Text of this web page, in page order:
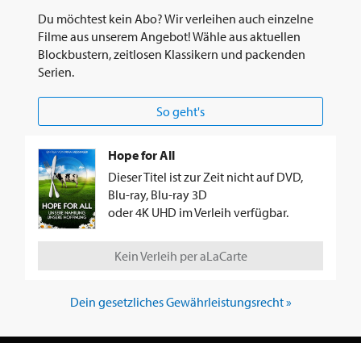
Du möchtest kein Abo? Wir verleihen auch einzelne
Filme aus unserem Angebot! Wähle aus aktuellen
Blockbustern, zeitlosen Klassikern und packenden
Serien.
So geht's
Hope for All
Dieser Titel ist zur Zeit nicht auf DVD,
Blu-ray, Blu-ray 3D
oder 4K UHD im Verleih verfügbar.
Kein Verleih per aLaCarte
Dein gesetzliches Gewährleistungsrecht »